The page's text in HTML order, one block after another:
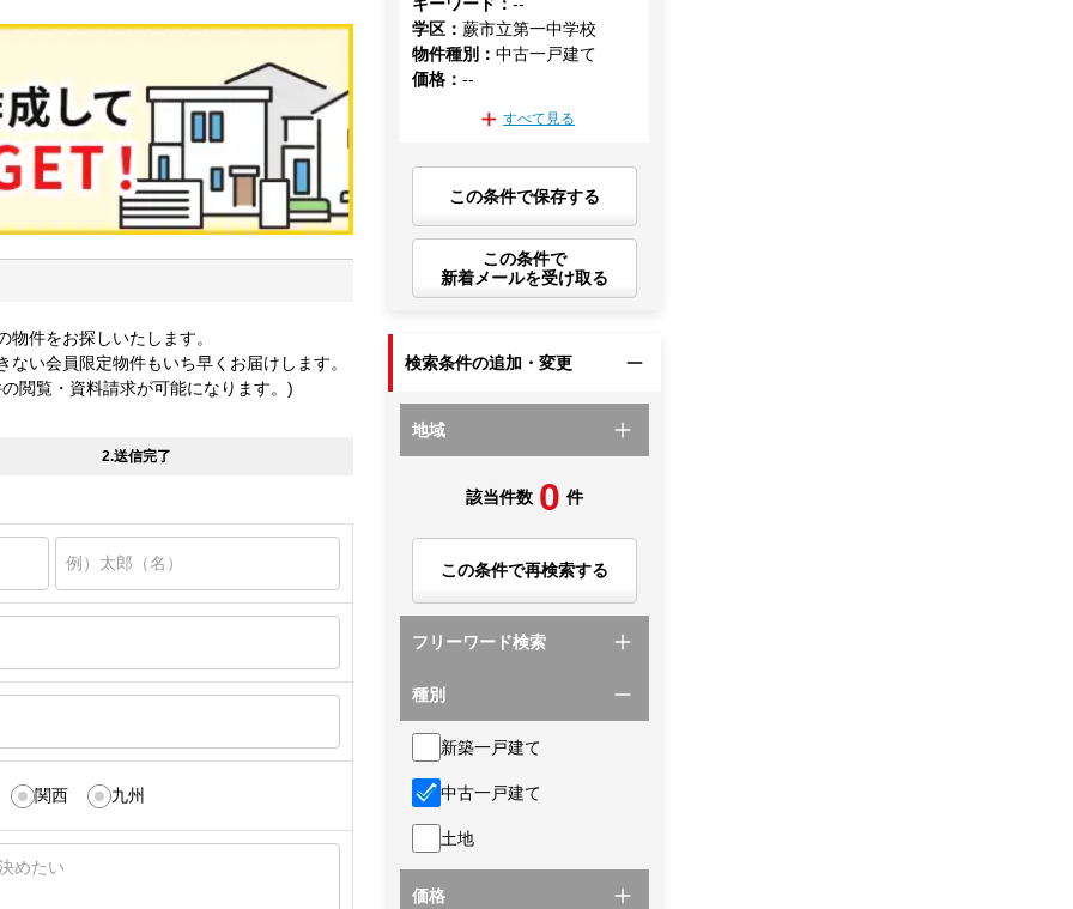
件をお探しいたします。
い会員限定物件もいち早くお届けします。
閲覧・資料請求が可能になります。)
2.送信完了
関西 九州
学区 ：蕨市立第一中学校
物件種別 ：中古一戸建て
価格 ：--
すべて見る
この条件で保存する
この条件で
新着メールを受け取る
検索条件の追加・変更
地域
該当件数 0 件
この条件で再検索する
フリーワード検索
種別
新築一戸建て
中古一戸建て
土地
価格